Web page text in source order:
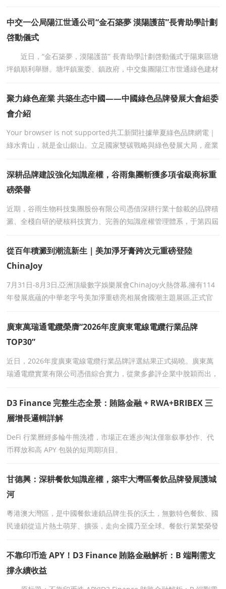
中交一公局陽江世通公司“金石築夢 漠陽護苗”長青助學計劃
啓動儀式
近日，“金石築夢，漠陽護苗” 長青助學計劃啓動儀式于陽東區塘
坪鎮順利舉辦。塘坪鎮黨委、鎮政府，中交集團陽江市世通綠色建材
聚力綠色産業 共築生态中國——中國綠色品牌發展大會組委
會介紹
Your browser is not supported共工新聞社據華夏綠色品牌網電｜
綠水青山，就是金山銀山。立足國家雙碳戰略與綠色發展大局，産業
深耕品牌建設強化知識産權，谷雨集團斬獲多項省級商标重
磅榮譽
近期，谷雨生物科技集團股份有限公司憑借深耕行業十餘載的品牌積
澱、全棧自研的硬核科技實力、完善的知識産權管理體系，于第四屆
從百年積澱到潮流新生｜美加淨牙膏跨次元重磅登陸
ChinaJoy
7月31日-8月3日,亞洲頂級數字娛樂展會ChinaJoy火熱啓幕,擁有114
年發展底蘊的中華老字号美加淨重磅亮相展會國潮主題展區,正式官
廣東萬瑞通電纜榮膺“2026年度廣東電線電纜行業品牌
TOP30”
近日，2026年度廣東電線電纜行業品牌評選結果正式揭曉。廣東萬
瑞通電纜實業有限公司憑借綜合實力，從衆多參評企業中脫穎而出，
D3 Finance 完整生态全景：賄賂金融 + RWA+BRIBEX 三
層增長邏輯詳解
DeFi 行業曆經多輪牛熊洗禮，市場正在逐步淘汰僅靠叙事炒作、代
币釋放和高 APY 包裝的短周期項目。
甘德興：深耕餐飲知識産權，築牢大灣區餐飲品牌發展護城
河
粵港澳大灣區，是中國餐飲連鎖品牌生長的沃土，無數特色餐飲、國
民連鎖從這片熱土萌芽、擴張，走向全國乃至全球。餐飲行業繁榮發
不靠印币造 APY！D3 Finance 賄賂金融解析：B 端剛需支
撐永續收益